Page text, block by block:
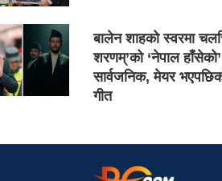
बालेन शाहको स्वरमा
शरणम्’को ‘नेपाल
सार्वजनिक, मेयर
गीत